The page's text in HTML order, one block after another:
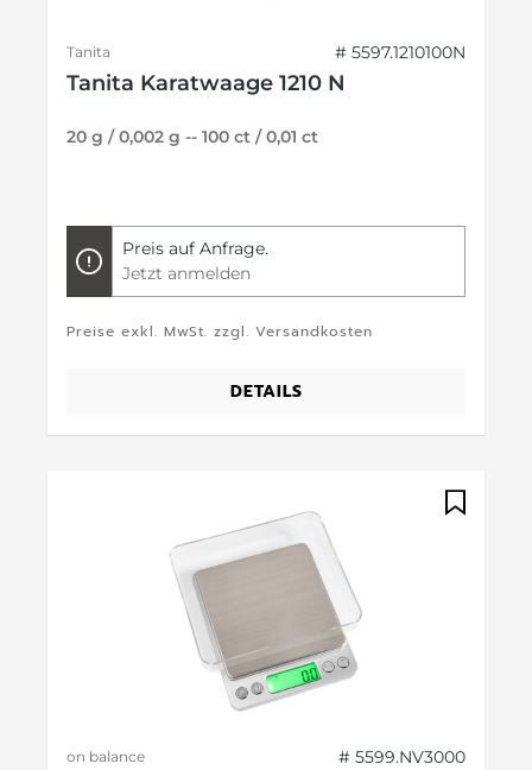
Tanita # 5597.1210100N
Tanita Karatwaage 1210 N
20 g / 0,002 g -- 100 ct / 0,01 ct
Preis auf Anfrage.
Jetzt anmelden
Preise exkl. MwSt. zzgl. Versandkosten
DETAILS
on balance # 5599.NV3000